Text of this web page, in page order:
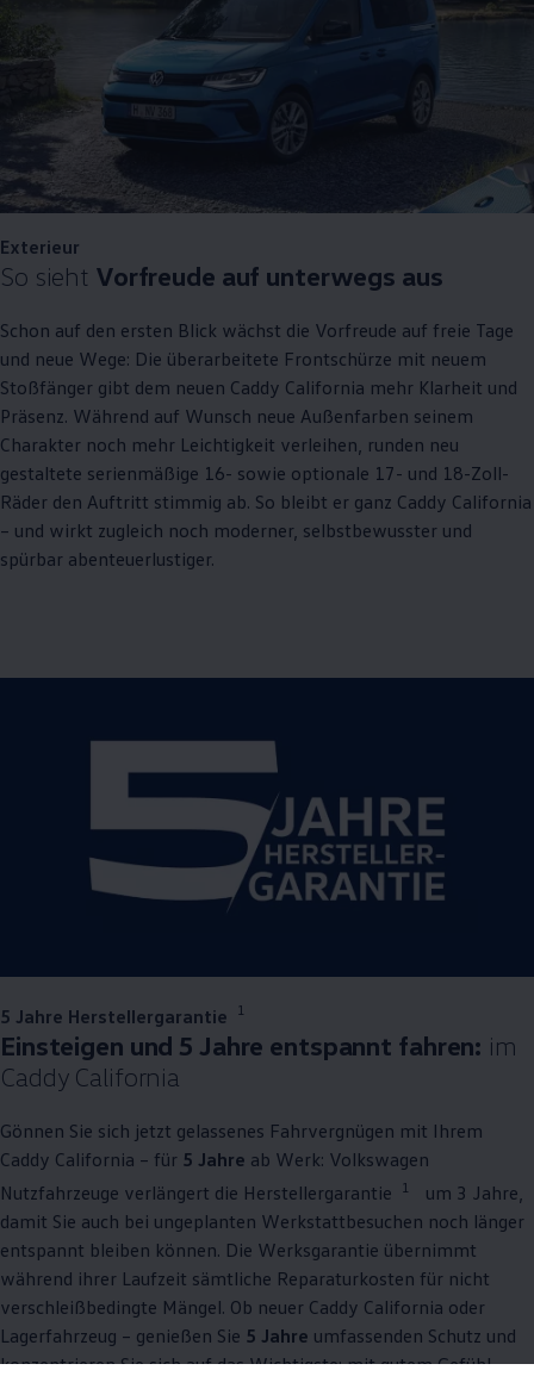
Exterieur
So sieht Vorfreude auf unterwegs aus
Schon auf den ersten Blick wächst die Vorfreude auf freie Tage
und neue Wege: Die überarbeitete Frontschürze mit neuem
Stoßfänger gibt dem neuen Caddy California mehr Klarheit und
Präsenz. Während auf Wunsch neue Außenfarben seinem
Charakter noch mehr Leichtigkeit verleihen, runden neu
gestaltete serienmäßige 16- sowie optionale 17- und 18-Zoll-
Räder den Auftritt stimmig ab. So bleibt er ganz Caddy California
– und wirkt zugleich noch moderner, selbstbewusster und
spürbar abenteuerlustiger.
5 Jahre Herstellergarantie 1
Einsteigen und 5 Jahre entspannt fahren: im
Caddy California
Gönnen Sie sich jetzt gelassenes Fahrvergnügen mit Ihrem
Caddy California – für 5 Jahre ab Werk: Volkswagen
Nutzfahrzeuge verlängert die Herstellergarantie 1
um 3 Jahre,
damit Sie auch bei ungeplanten Werkstattbesuchen noch länger
entspannt bleiben können. Die Werksgarantie übernimmt
während ihrer Laufzeit sämtliche Reparaturkosten für nicht
verschleißbedingte Mängel. Ob neuer Caddy California oder
Lagerfahrzeug – genießen Sie 5 Jahre umfassenden Schutz und
konzentrieren Sie sich auf das Wichtigste: mit gutem Gefühl